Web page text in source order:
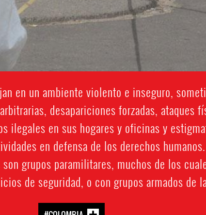
en un ambiente violento e inseguro,
desapariciones forzadas, ataques
ilegales en sus hogares y oficinas y
en defensa de los derechos
grupos paramilitares, muchos de los
de seguridad, o con grupos armados de